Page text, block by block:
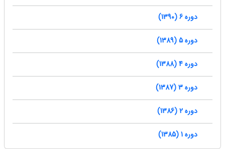
دوره 6 (1390)
دوره 5 (1389)
دوره 4 (1388)
دوره 3 (1387)
دوره 2 (1386)
دوره 1 (1385)